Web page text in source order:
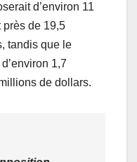
d’environ 11
près de 19,5
tandis que le
1,7
de dollars.